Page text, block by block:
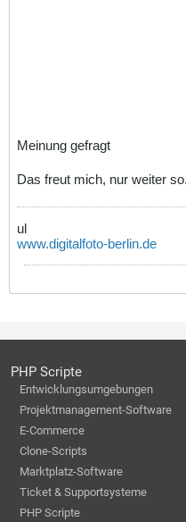
Meinung gefragt
Das freut mich, nur weiter so.
ul
www.digitalfoto-berlin.de
PHP Scripte
Entwicklungsumgebungen
Projektmanagement-Software
E-Commerce
Clone-Scripts
Marktplatz-Software
Ticket & Supportsysteme
PHP Scripte